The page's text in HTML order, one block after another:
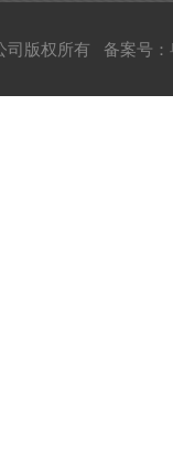
司版权所有 备案号